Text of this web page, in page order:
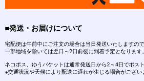
■発送・お届けについて
宅配便は午前中にご注文の場合は当日発送いたしますので
一部地域を除いては翌日～2日前後に到着予定となります
ネコポス、ゆうパケットは通常発送日から2～4日でポス
※交通状況や天候により配送に遅れが生じる場合がござい